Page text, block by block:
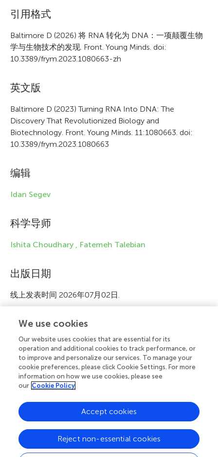
A
r
t
c
e
i
f
o
m
a
i
o
引用格式
Baltimore D (2026) 将 RNA 转化为 DNA：一项颠覆生物
学与生物技术的发现. Front. Young Minds. doi:
10.3389/frym.2023.1080663-zh
英文版
Baltimore D (2023) Turning RNA Into DNA: The
Discovery That Revolutionized Biology and
Biotechnology. Front. Young Minds. 11:1080663. doi:
10.3389/frym.2023.1080663
编辑
Idan Segev
科学导师
Ishita Choudhary , Fatemeh Talebian
出版日期
线上发表时间 2026年07月02日.
Copyright © 2023 © 2026 Baltimore
这是一篇在Creative Commons Attribution License
(CC BY)条款下发表的开放获取文章. 根据公认的学术惯
例，在注明原作者或许可方，及在标明本刊为原始出处的
前提下，允许使用、传播、复制至其他平台。如违反以上
Frontiers主页 博客 联系我们
We use cookies
Our website uses cookies that are essential for its
operation and additional cookies to track performance, or
to improve and personalize our services. To manage your
cookie preferences, please click Cookie Settings. For more
information on how we use cookies, please see
our Cookie Policy
Reject non-essential cookies
Accept cookies